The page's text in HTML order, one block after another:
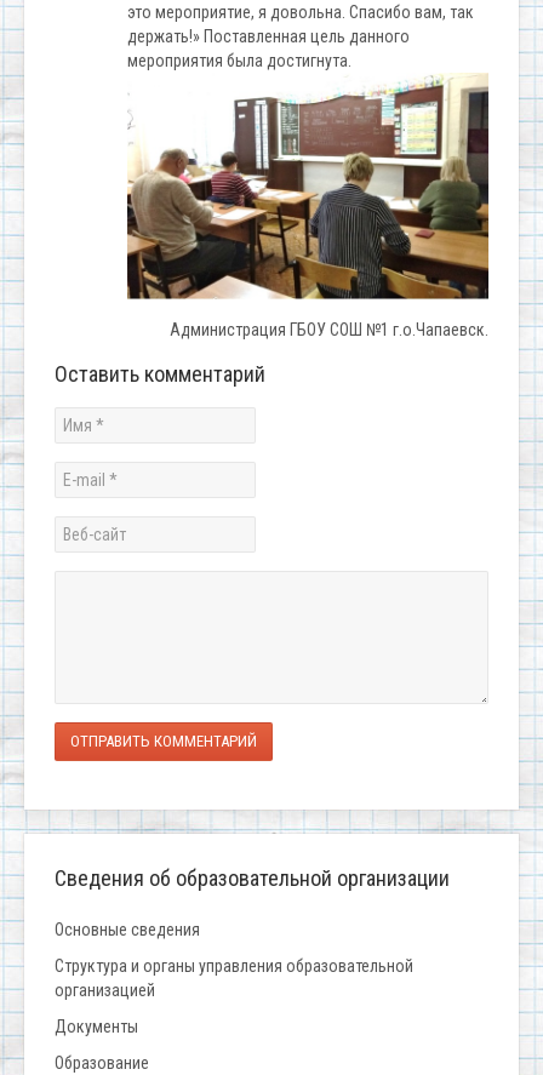
это мероприятие, я довольна. Спасибо вам, так
держать!» Поставленная цель данного
мероприятия была достигнута.
Администрация ГБОУ СОШ №1 г.о.Чапаевск.
Оставить комментарий
ОТПРАВИТЬ КОММЕНТАРИЙ
Сведения об образовательной организации
Основные сведения
Структура и органы управления образовательной
организацией
Документы
Образование